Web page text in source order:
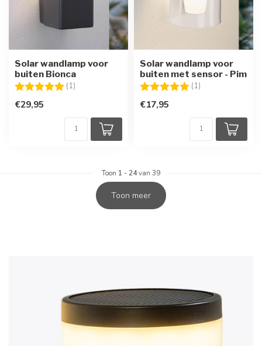
Solar wandlamp voor
buiten Bionca
Beoordeling: (1)
€29,95
Solar wandlamp voor
buiten met sensor - Pim
Beoordeling: (1)
€17,95
Toon 1 - 24van 39
Toon meer